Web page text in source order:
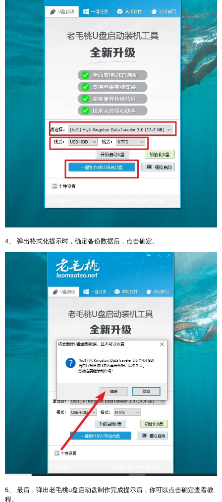
4、 弹出格式化提示时，确定备份数据后，点击确定。
5、 最后，弹出老毛桃u盘启动盘制作完成提示后，你可以点击确定查看教
程。